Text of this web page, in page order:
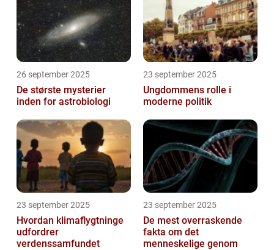
26 september 2025
De største mysterier
inden for astrobiologi
23 september 2025
Ungdommens rolle i
moderne politik
23 september 2025
Hvordan klimaflygtninge
udfordrer
verdenssamfundet
23 september 2025
De mest overraskende
fakta om det
menneskelige genom